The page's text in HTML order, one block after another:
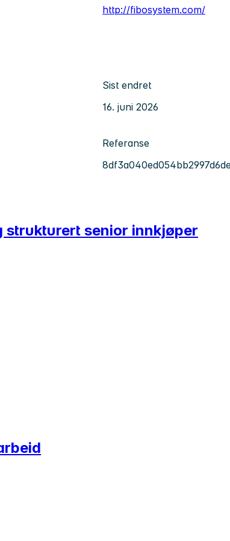
http://fibosystem.com/
Sist endret
16. juni 2026
Referanse
strukturert senior innkjøper